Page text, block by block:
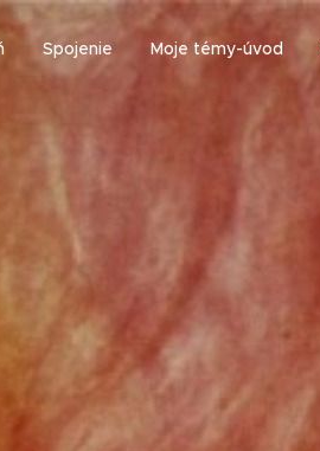
Spojenie Moje témy-úvod